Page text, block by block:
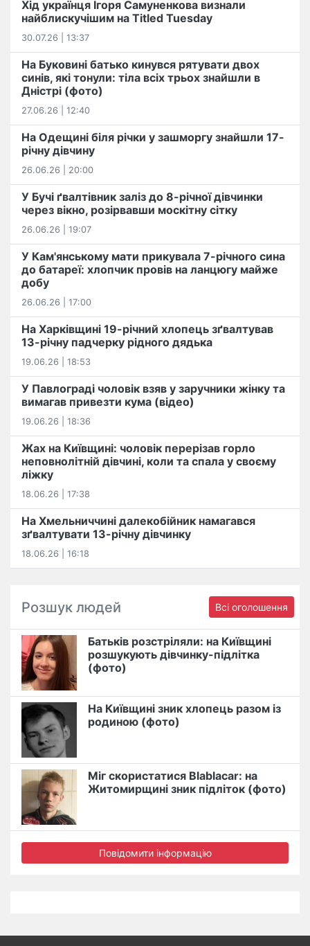
Хід українця Ігоря Самуненкова визнали
найблискучішим на Titled Tuesday
30.07.26 | 13:37
На Буковині батько кинувся рятувати двох
синів, які тонули: тіла всіх трьох знайшли в
Дністрі (фото)
27.06.26 | 12:40
На Одещині біля річки у зашморгу знайшли 17-
річну дівчину
26.06.26 | 20:00
У Бучі ґвалтівник заліз до 8-річної дівчинки
через вікно, розірвавши москітну сітку
26.06.26 | 19:07
У Кам'янському мати прикувала 7-річного сина
до батареї: хлопчик провів на ланцюгу майже
добу
26.06.26 | 17:00
На Харківщині 19-річний хлопець​ ️зґвалтував
13-річну падчерку рідного дядька
19.06.26 | 18:53
У Павлограді чоловік взяв у заручники жінку та
вимагав привезти кума (відео)
19.06.26 | 18:36
Жах на Київщині: чоловік перерізав горло
неповнолітній дівчині, коли та спала у своєму
ліжку
18.06.26 | 17:38
На Хмельниччині далекобійник намагався
зґвалтувати 13-річну дівчинку
18.06.26 | 16:18
Розшук людей Всі оголошення
Батьків розстріляли: на Київщині
розшукують дівчинку-підлітка
(фото)
На Київщині зник хлопець разом із
родиною (фото)
Міг скористатися Blablacar: на
Житомирщині зник підліток (фото)
Повідомити інформацію